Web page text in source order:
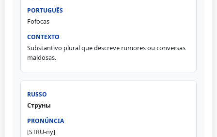
Fofocas
Substantivo plural que descreve rumores ou conversas
maldosas.
Струны
[STRU-ny]